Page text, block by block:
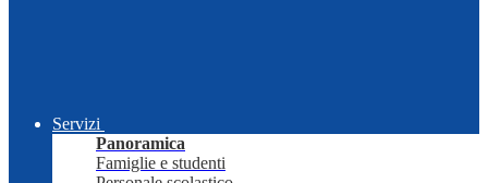
Servizi
Panoramica
Famiglie e studenti